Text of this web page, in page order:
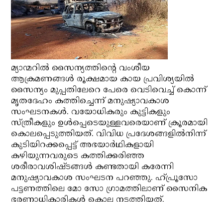
മ്യാന്മറില്‍ സൈന്യത്തിന്റെ വംശീയ
ആക്രമണങ്ങള്‍ രൂക്ഷമായ കായ പ്രവിശ്യയില്‍
സൈന്യം മുപ്പതിലേറെ പേരെ വെടിവെച്ച് കൊന്ന്
മൃതദേഹം കത്തിച്ചെന്ന് മനുഷ്യാവകാശ
സംഘടനകള്‍. വയോധികരും കുട്ടികളും
സ്ത്രീകളും ഉള്‍പ്പെടെയുള്ളവരെയാണ് ക്രൂരമായി
കൊലപ്പെടുത്തിയത്. വിവിധ പ്രദേശങ്ങളില്‍നിന്ന്
കുടിയിറക്കപ്പെട്ട് അഭയാര്‍ഥികളായി
കഴിയുന്നവരുടെ കത്തിക്കരിഞ്ഞ
ശരീരാവശിഷ്ടങ്ങള്‍ കണ്ടതായി കരേന്നി
മനുഷ്യാവകാശ സംഘടന പറഞ്ഞു. ഹ്പ്രൂസോ
പട്ടണത്തിലെ മോ സോ ഗ്രാമത്തിലാണ് സൈനിക